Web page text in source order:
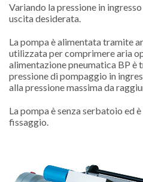
Variando la pressione in
uscita desiderata.
La pompa è alimentata tramite
utilizzata per comprimere aria
alimentazione pneumatica BP è
pressione di pompaggio in
alla pressione massima da
La pompa è senza serbatoio ed
fissaggio.